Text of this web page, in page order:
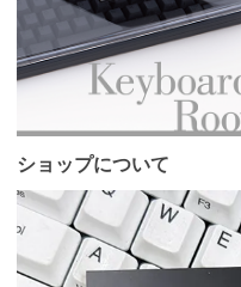
ショップについて